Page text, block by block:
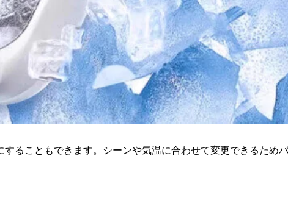
ることもできます。シーンや気温に合わせて変更できるためバ